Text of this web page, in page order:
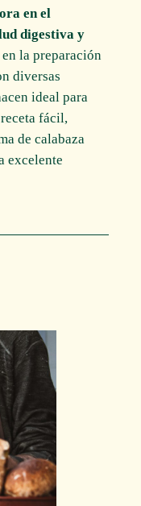
en el
digestiva y
la preparación
diversas
ideal para
fácil,
de calabaza
excelente